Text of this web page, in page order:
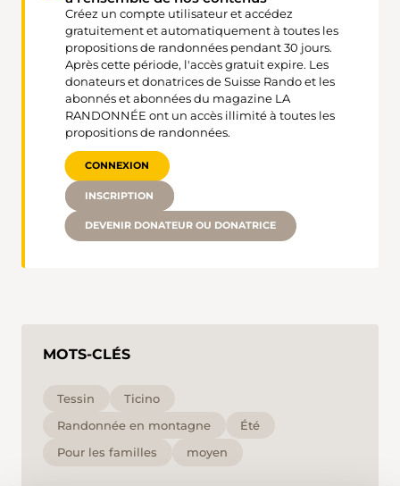
Créez un compte utilisateur et accédez
gratuitement et automatiquement à toutes les
propositions de randonnées pendant 30 jours.
Après cette période, l'accès gratuit expire. Les
donateurs et donatrices de Suisse Rando et les
abonnés et abonnées du magazine LA
RANDONNÉE ont un accès illimité à toutes les
propositions de randonnées.
CONNEXION
INSCRIPTION
DEVENIR DONATEUR OU DONATRICE
MOTS-CLÉS
Tessin
Ticino
Randonnée en montagne
Été
Pour les familles
moyen